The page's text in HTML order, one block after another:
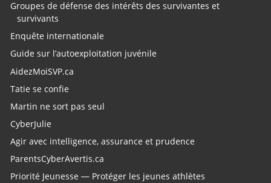
Groupes de défense des intérêts des survivantes et
survivants
Enquête internationale
Guide sur l’autoexploitation juvénile
AidezMoiSVP.ca
Tatie se confie
Martin ne sort pas seul
CyberJulie
Agir avec intelligence, assurance et prudence
ParentsCyberAvertis.ca
Priorité Jeunesse — Protéger les jeunes athlètes